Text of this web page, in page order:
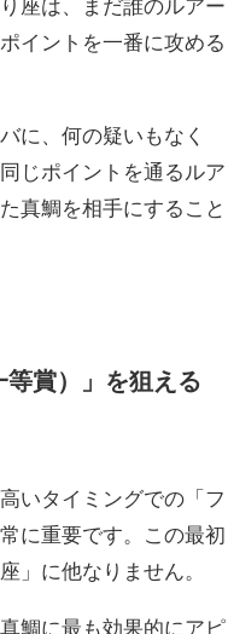
仕組みが分か
差が出るのか？
に、何の疑いもなく
真鯛を相手にすること